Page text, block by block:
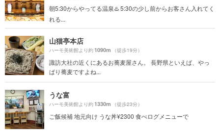
朝5:30からやってる温泉♨️ 5:30の少し前からお客さん入れてく
れる...
山猫亭本店
ハーモ美術館より約1090m （徒歩19分）
諏訪大社の近くにあるお蕎麦屋さん。 長野県といえば、やっ
ぱり蕎麦ですよね...
うな富
ハーモ美術館より約1330m （徒歩23分）
ご飯候補 地元向け うな丼¥2300 食べログメニューで